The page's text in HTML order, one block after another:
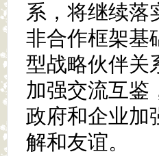
系，将继续落
非合作框架基
型战略伙伴关
加强交流互鉴
政府和企业加
解和友谊。